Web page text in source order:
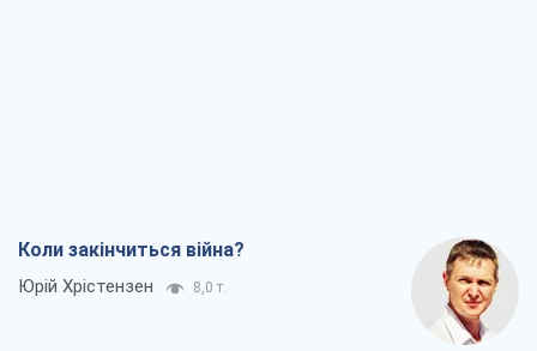
Коли закінчиться війна?
Юрій Хрістензен 8,0 т.